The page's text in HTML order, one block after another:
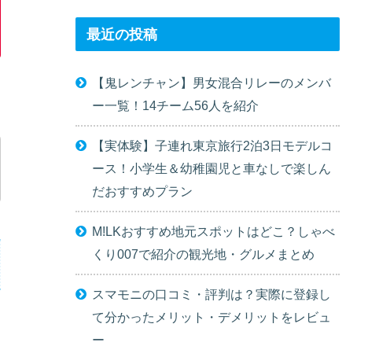
最近の投稿
【鬼レンチャン】男女混合リレーのメンバ
ー一覧！14チーム56人を紹介
【実体験】子連れ東京旅行2泊3日モデルコ
ース！小学生＆幼稚園児と車なしで楽しん
だおすすめプラン
M!LKおすすめ地元スポットはどこ？しゃべ
くり007で紹介の観光地・グルメまとめ
スマモニの口コミ・評判は？実際に登録し
て分かったメリット・デメリットをレビュ
ー